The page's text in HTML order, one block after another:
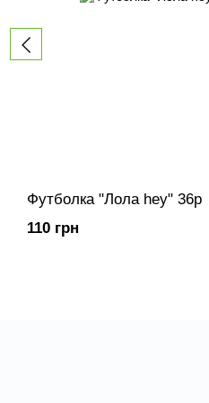
Футболка "Лола hey" 36р
110 грн